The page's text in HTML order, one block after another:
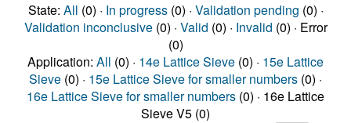
State: All (0) · In progress(0) · Validation pending (0) ·
Validation inconclusive(0) · Valid (0) · Invalid (0) · Error
(0)
Application: All (0) · 14e Lattice Sieve (0) · 15e Lattice
Sieve (0) · 15e Lattice Sieve for smaller numbers (0) ·
16e Lattice Sieve for smaller numbers (0) · 16e Lattice
Sieve V5 (0)